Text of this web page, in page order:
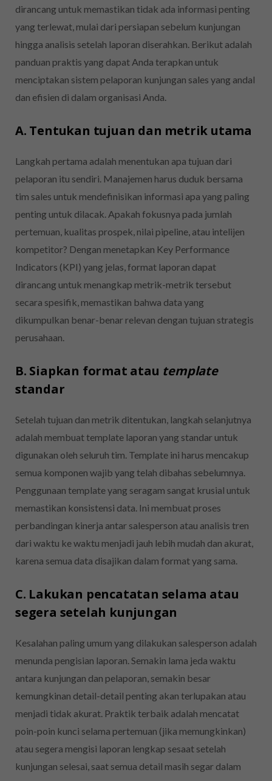
dirancang untuk memastikan tidak ada informasi penting
yang terlewat, mulai dari persiapan sebelum kunjungan
hingga analisis setelah laporan diserahkan. Berikut adalah
panduan praktis yang dapat Anda terapkan untuk
menciptakan sistem pelaporan kunjungan sales yang andal
dan efisien di dalam organisasi Anda.
A. Tentukan tujuan dan metrik utama
Langkah pertama adalah menentukan apa tujuan dari
pelaporan itu sendiri. Manajemen harus duduk bersama
tim sales untuk mendefinisikan informasi apa yang paling
penting untuk dilacak. Apakah fokusnya pada jumlah
pertemuan, kualitas prospek, nilai pipeline, atau intelijen
kompetitor? Dengan menetapkan Key Performance
Indicators (KPI) yang jelas, format laporan dapat
dirancang untuk menangkap metrik-metrik tersebut
secara spesifik, memastikan bahwa data yang
dikumpulkan benar-benar relevan dengan tujuan strategis
perusahaan.
B. Siapkan format atau template
standar
Setelah tujuan dan metrik ditentukan, langkah selanjutnya
adalah membuat template laporan yang standar untuk
digunakan oleh seluruh tim. Template ini harus mencakup
semua komponen wajib yang telah dibahas sebelumnya.
Penggunaan template yang seragam sangat krusial untuk
memastikan konsistensi data. Ini membuat proses
perbandingan kinerja antar salesperson atau analisis tren
dari waktu ke waktu menjadi jauh lebih mudah dan akurat,
karena semua data disajikan dalam format yang sama.
C. Lakukan pencatatan selama atau
segera setelah kunjungan
Kesalahan paling umum yang dilakukan salesperson adalah
menunda pengisian laporan. Semakin lama jeda waktu
antara kunjungan dan pelaporan, semakin besar
kemungkinan detail-detail penting akan terlupakan atau
menjadi tidak akurat. Praktik terbaik adalah mencatat
poin-poin kunci selama pertemuan (jika memungkinkan)
atau segera mengisi laporan lengkap sesaat setelah
kunjungan selesai, saat semua detail masih segar dalam